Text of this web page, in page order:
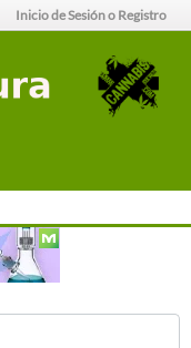
Inicio de Sesión o Registro